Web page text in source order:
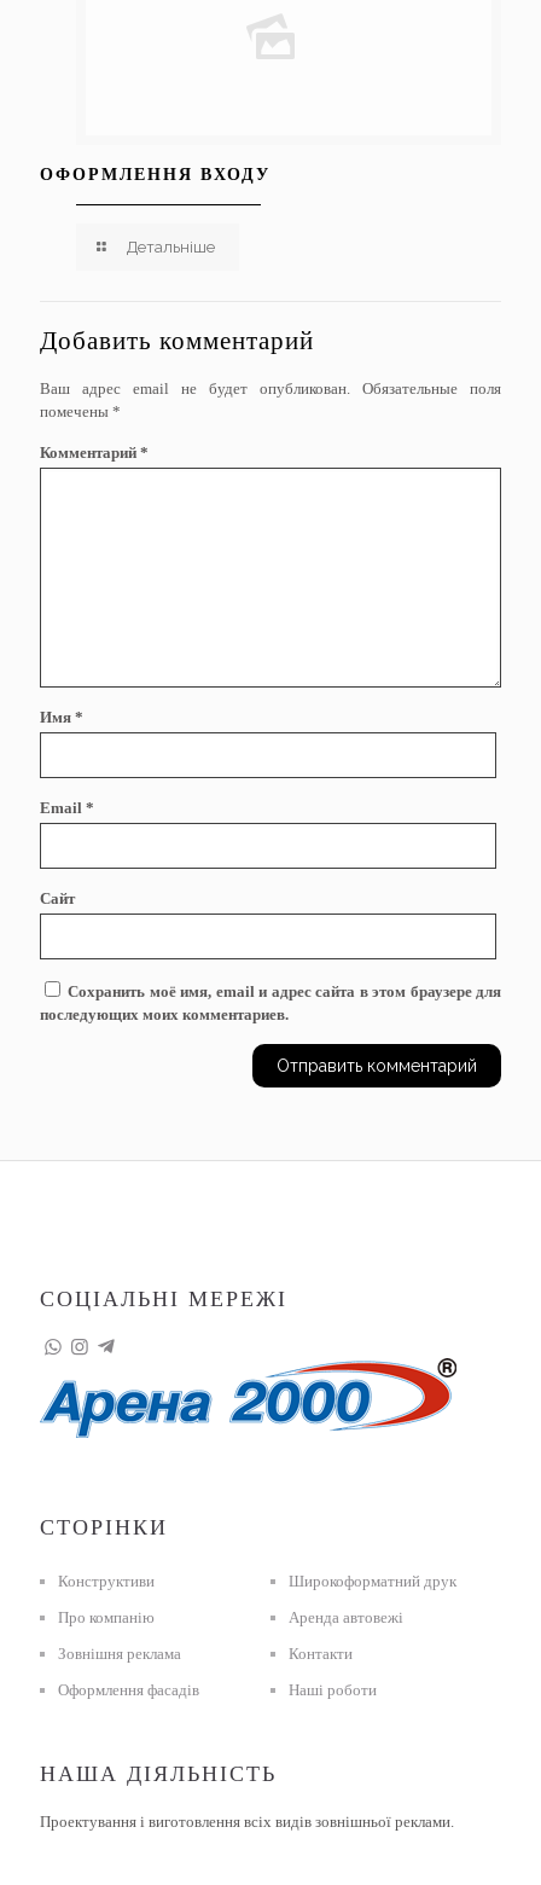
ОФОРМЛЕННЯ ВХОДУ
Детальніше
Добавить комментарий
Ваш адрес email не будет опубликован.
Обязательные поля
помечены *
Комментарий *
Имя *
Email *
Сайт
Сохранить моё имя, email и адрес сайта в этом браузере для
последующих моих комментариев.
СОЦІАЛЬНІ МЕРЕЖІ
СТОРІНКИ
Конструктиви
Про компанію
Зовнішня реклама
Оформлення фасадів
Широкоформатний друк
Аренда автовежі
Контакти
Наші роботи
НАША ДІЯЛЬНІСТЬ
Проектування і виготовлення всіх видів зовнішньої реклами.